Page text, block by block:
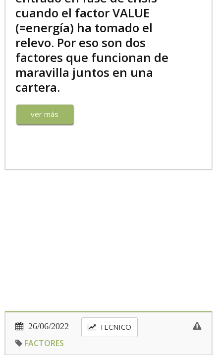
cuando el factor VALUE
(=energía) ha tomado el
relevo. Por eso son dos
factores que funcionan de
maravilla juntos en una
cartera.
ver más
26/06/2022 TECNICO
FACTORES